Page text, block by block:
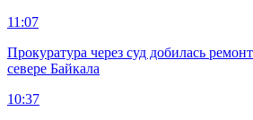
11:07
Прокуратура через суд добилась
севере Байкала
10:37